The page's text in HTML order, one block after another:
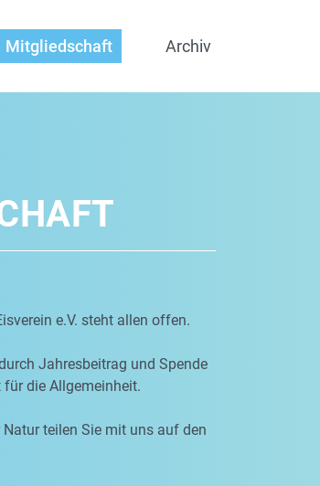
Mitgliedschaft Archiv
e.V. steht allen offen.
Jahresbeitrag und Spende
die Allgemeinheit.
teilen Sie mit uns auf den